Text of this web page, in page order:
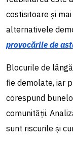
costisitoare și
alternativele
provocările de
Blocurile de
fie demolate, iar
corespund
comunității.
sunt riscurile și